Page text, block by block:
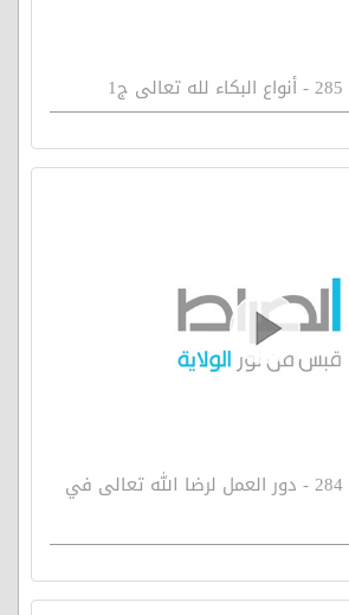
مصباح الهداية 284 - دور العمل لرضا الله تعالى في